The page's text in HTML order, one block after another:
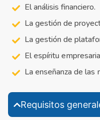
El análisis financiero.
La gestión de
La gestión de
El espíritu
La enseñanza de las
Requisitos